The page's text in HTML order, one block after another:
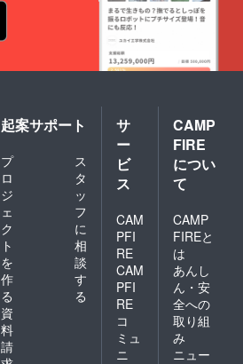
の野菜
を使っ
たBBQ
等を予
定して
期によ
り内容
は異な
ります
ので、
ご確認
くださ
⁻11名以
上20名
様まで
のプラ
ンで
す。
を発行
いたし
ます。
HPより
ご予約
に記入
をお願
いいた
しま
す。
い。
(https://
yamazo
コード
を発行
いたし
ます。
HPより
ご予約
の際、
に記入
をお願
いいた
しま
す。
よりご
確認く
い。
(https://
www.u
yamazo
e.com/)
※割引
コード
を発行
いたし
ます。
ご予約
の際、
忘れず
に記入
をお願
いいた
しま
す。
起案サポート
プ
ロ
ジ
ェ
ク
ト
を
作
る
ス
タ
ッ
フ
に
相
談
す
る
資
料
請
サ
ー
ビ
ス
CAM
PFI
RE
CAM
PFI
RE
コ
ミュ
ニ
CAMP
FIRE
につい
て
CAMP
FIREと
は
あんし
ん・安
全への
取り組
み
ニュー